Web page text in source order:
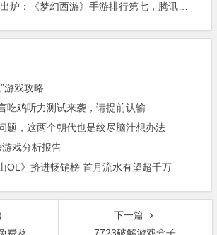
2015年最赚钱游戏出炉：《梦幻西游》手游排行第七，腾讯总收入进前三
游戏攻略
吃鸡听力测试来袭，请提前认输
题，这两个朝代也是绞尽脑汁想办法
戏分析报告
OL》挤进畅销榜 首月流水有望超千万
下一篇